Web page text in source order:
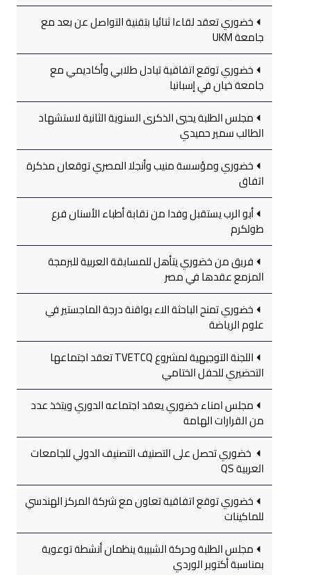
خضوري تعقد لقاءا ثنائيا بتقنية التواصل عن بعد مع
جامعة UKM
خضوري توقع اتفاقية تبادل طلابي وأكاديمي مع
جامعة خيان في إسبانيا
مجلس الطلبة يحيي الذكرى السنوية الثانية لاستشهاد
الطالب سمير حميدي
خضوري ومؤسسة منيب وأنجلا المصري توقعان مذكرة
اتفاق
أبو الرب يستقبل وفدا من نقابة أطباء الأسنان فرع
طولكرم
فريق من خضوري يتأهل للمسابقة العربية للبرمجة
المزمع عقدها في مصر
خضوري تمنح الباحثة الاء بواقنة درجة الماجستير في
علوم الرياضة
اللجنة التوجيهية لمشروع TVETCQ تعقد اجتماعها
التحضيري للحفل الختامي
مجلس امناء خضوري يعقد اجتماعه الدوري ويتخذ عدد
من القرارات الهامة
خضوري تحصل على التصنيف التصنيف الدولي للجامعات
العربية QS
خضوري توقع اتفاقية تعاون مع شركة المركز الهندسي
للماكينات
مجلس الطلبة وحركة الشبيبة ينظمان أنشطة توعوية
بمناسبة أكتوبر الوردي